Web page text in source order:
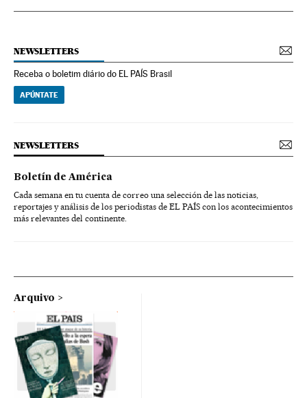
NEWSLETTERS
Receba o boletim diário do EL PAÍS Brasil
APÚNTATE
NEWSLETTERS
Boletín de América
Cada semana en tu cuenta de correo una selección de las noticias,
reportajes y análisis de los periodistas de EL PAÍS con los acontecimientos
más relevantes del continente.
Arquivo